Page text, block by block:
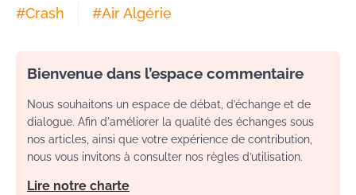
#Crash #Air Algérie
Bienvenue dans l’espace commentaire
Nous souhaitons un espace de débat, d’échange et de
dialogue. Afin d'améliorer la qualité des échanges sous
nos articles, ainsi que votre expérience de contribution,
nous vous invitons à consulter nos règles d’utilisation.
Lire notre charte